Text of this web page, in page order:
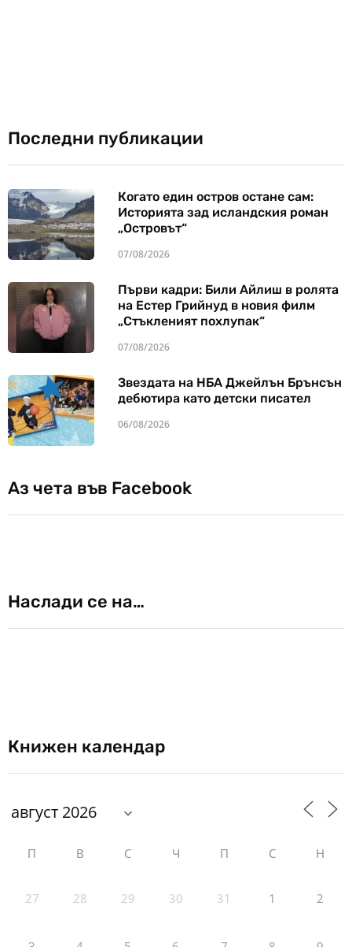
Последни публикации
Когато един остров остане сам:
Историята зад исландския роман
„Островът“
07/08/2026
Първи кадри: Били Айлиш в ролята
на Естер Грийнуд в новия филм
„Стъкленият похлупак“
07/08/2026
Звездата на НБА Джейлън Брънсън
дебютира като детски писател
06/08/2026
Аз чета във Facebook
Наслади се на…
Книжен календар
П В С Ч П С Н
27 28 29 30 31 1 2